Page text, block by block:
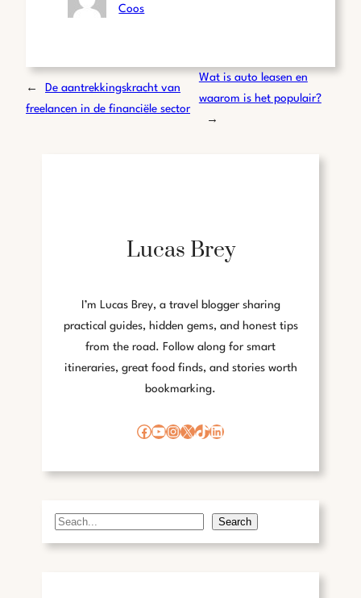
Coos
←
De aantrekkingskracht van
freelancen in de financiële sector
Wat is auto leasen en
waarom is het populair?
→
Lucas Brey
I’m Lucas Brey, a travel blogger sharing
practical guides, hidden gems, and honest tips
from the road. Follow along for smart
itineraries, great food finds, and stories worth
bookmarking.
Facebook YouTube Instagram X TikTok LinkedIn
S
e
Search